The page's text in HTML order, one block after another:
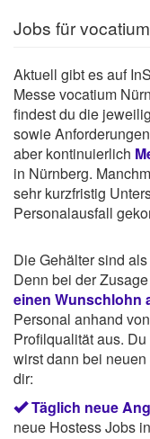
Jobs für
Aktuell gibt es auf
Messe vocatium
findest du die
sowie
aber kontinuierlich
in Nürnberg.
sehr kurzfristig
Personalausfall
Die Gehälter sind
Denn bei der
einen Wunschlohn
Personal anhand
Profilqualität aus.
wirst dann bei
dir:
Täglich neue
neue Hostess Jobs